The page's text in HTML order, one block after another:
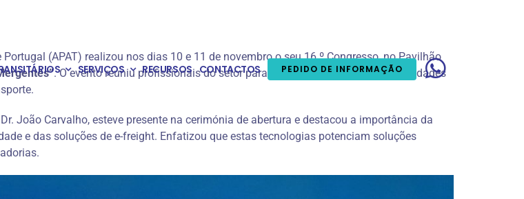
SERVIÇOS RECURSOS CONTACTOS PEDIDO DE INFORMAÇÃO
(APAT) realizou nos dias 10 e 11 de novembro o seu 16.º Congresso, no Pavilhão
. O evento reuniu profissionais do setor para discutir os desafios e oportunidades
João Carvalho, esteve presente na cerimónia de abertura e destacou a importância da
e das soluções de e-freight. Enfatizou que estas tecnologias potenciam soluções